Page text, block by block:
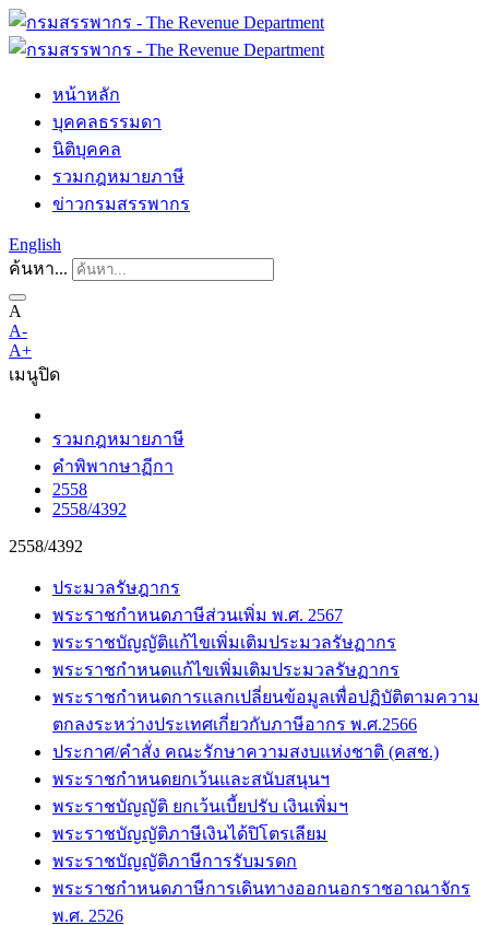
หน้าหลัก
บุคคลธรรมดา
นิติบุคคล
รวมกฎหมายภาษี
ข่าวกรมสรรพากร
English
ค้นหา...
A
A-
A+
เมนูปิด
รวมกฎหมายภาษี
คำพิพากษาฏีกา
2558
2558/4392
2558/4392
ประมวลรัษฎากร
พระราชกำหนดภาษีส่วนเพิ่ม พ.ศ. 2567
พระราชบัญญัติแก้ไขเพิ่มเติมประมวลรัษฏากร
พระราชกำหนดแก้ไขเพิ่มเติมประมวลรัษฏากร
พระราชกำหนดการแลกเปลี่ยนข้อมูลเพื่อปฏิบัติตามความ
ตกลงระหว่างประเทศเกี่ยวกับภาษีอากร พ.ศ.2566
ประกาศ/คำสั่ง คณะรักษาความสงบแห่งชาติ (คสช.)
พระราชกำหนดยกเว้นและสนับสนุนฯ
พระราชบัญญัติ ยกเว้นเบี้ยปรับ เงินเพิ่มฯ
พระราชบัญญัติภาษีเงินได้ปิโตรเลียม
พระราชบัญญัติภาษีการรับมรดก
พระราชกำหนดภาษีการเดินทางออกนอกราชอาณาจักร
พ.ศ. 2526